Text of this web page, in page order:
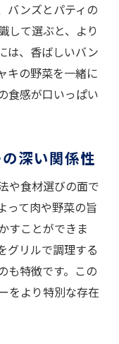
バンズとパティの
して選ぶと、より
は、香ばしいバン
キの野菜を一緒に
食感が口いっぱい
深い関係性
や食材選びの面で
って肉や野菜の旨
すことができま
グリルで調理する
も特徴です。この
をより特別な存在